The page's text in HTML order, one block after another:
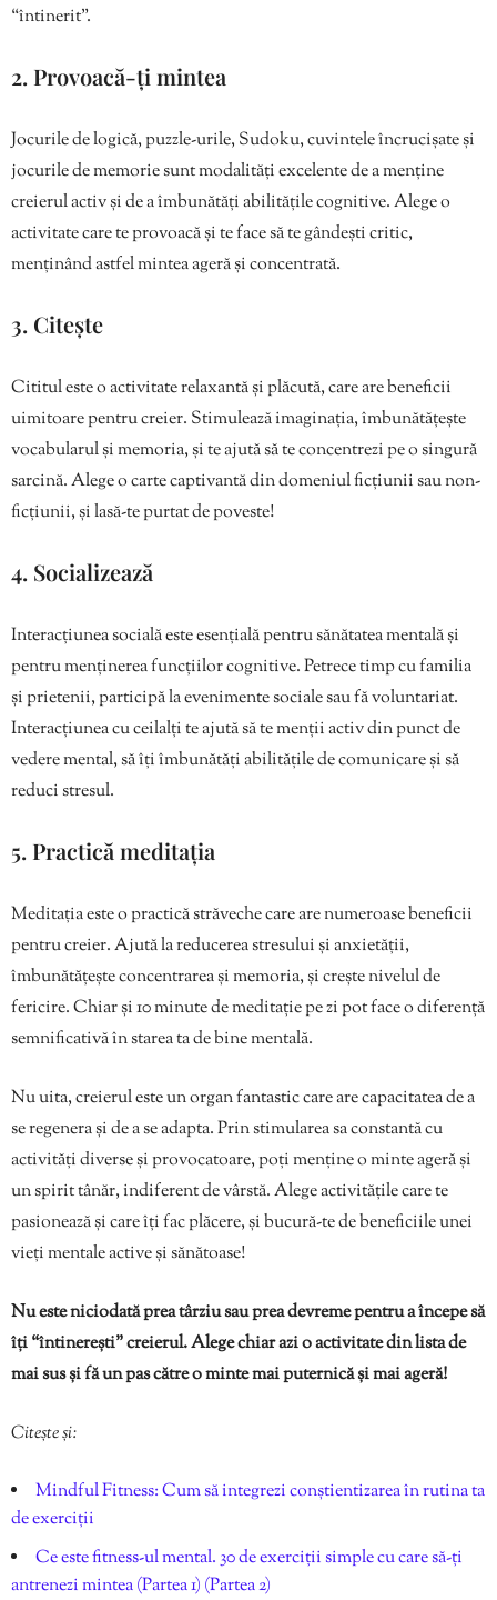
“întinerit”.
2. Provoacă-ți mintea
Jocurile de logică, puzzle-urile, Sudoku, cuvintele încrucișate și
jocurile de memorie sunt modalități excelente de a menține
creierul activ și de a îmbunătăți abilitățile cognitive. Alege o
activitate care te provoacă și te face să te gândești critic,
menținând astfel mintea ageră și concentrată.
3. Citește
Cititul este o activitate relaxantă și plăcută, care are beneficii
uimitoare pentru creier. Stimulează imaginația, îmbunătățește
vocabularul și memoria, și te ajută să te concentrezi pe o singură
sarcină. Alege o carte captivantă din domeniul ficțiunii sau non-
ficțiunii, și lasă-te purtat de poveste!
4. Socializează
Interacțiunea socială este esențială pentru sănătatea mentală și
pentru menținerea funcțiilor cognitive. Petrece timp cu familia
și prietenii, participă la evenimente sociale sau fă voluntariat.
Interacțiunea cu ceilalți te ajută să te menții activ din punct de
vedere mental, să îți îmbunătăți abilitățile de comunicare și să
reduci stresul.
5. Practică meditația
Meditația este o practică străveche care are numeroase beneficii
pentru creier. Ajută la reducerea stresului și anxietății,
îmbunătățește concentrarea și memoria, și crește nivelul de
fericire. Chiar și 10 minute de meditație pe zi pot face o diferență
semnificativă în starea ta de bine mentală.
Nu uita, creierul este un organ fantastic care are capacitatea de a
se regenera și de a se adapta. Prin stimularea sa constantă cu
activități diverse și provocatoare, poți menține o minte ageră și
un spirit tânăr, indiferent de vârstă. Alege activitățile care te
pasionează și care îți fac plăcere, și bucură-te de beneficiile unei
vieți mentale active și sănătoase!
Nu este niciodată prea târziu sau prea devreme pentru a începe să
îți “întinerești” creierul. Alege chiar azi o activitate din lista de
mai sus și fă un pas către o minte mai puternică și mai ageră!
Citește și:
Mindful Fitness: Cum să integrezi conștientizarea în rutina ta
de exerciții
Ce este fitness-ul mental. 30 de exerciții simple cu care să-ți
antrenezi mintea (Partea 1) (Partea 2)